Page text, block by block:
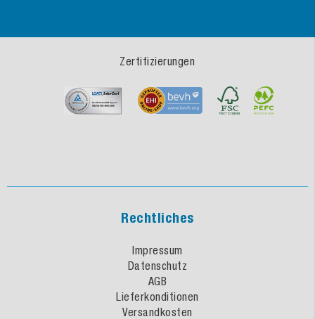
Zertifizierungen
Rechtliches
Impressum
Datenschutz
AGB
Lieferkonditionen
Versandkosten